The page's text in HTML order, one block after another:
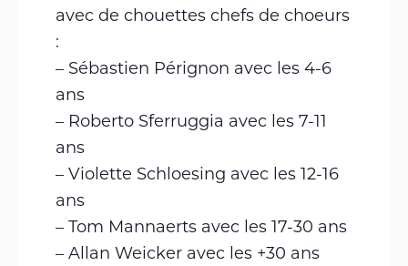
avec de chouettes chefs de choeurs
:
– Sébastien Pérignon avec les 4-6
ans
– Roberto Sferruggia avec les 7-11
ans
– Violette Schloesing avec les 12-16
ans
– Tom Mannaerts avec les 17-30 ans
– Allan Weicker avec les +30 ans